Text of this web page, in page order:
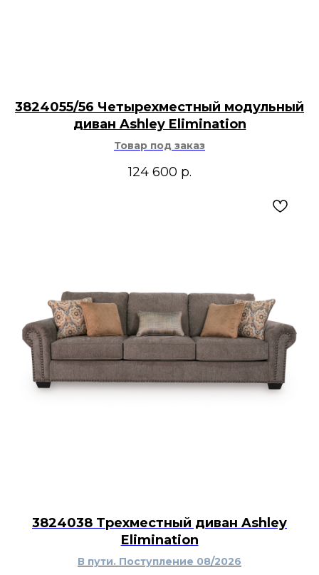
3824055/56 Четырехместный модульный
диван Ashley Elimination
Товар под заказ
124 600 р.
3824038 Трехместный диван Ashley
Elimination
В пути. Поступление 08/2026